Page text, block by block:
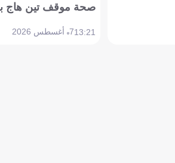
صحة موقف تين هاج بعد 4
13:217 أغسطس 2026